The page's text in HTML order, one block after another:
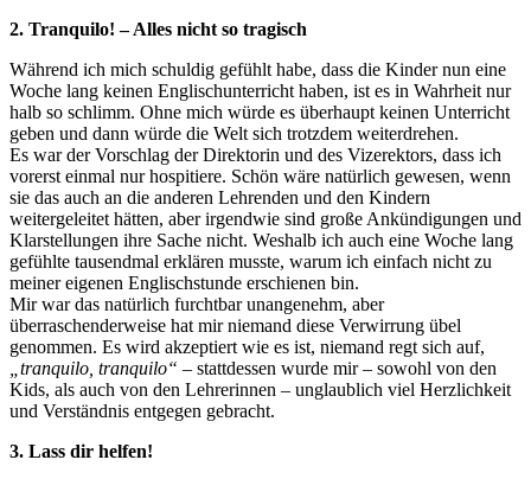
2. Tranquilo! – Alles nicht so tragisch
Während ich mich schuldig gefühlt habe, dass die Kinder nun eine
Woche lang keinen Englischunterricht haben, ist es in Wahrheit nur
halb so schlimm. Ohne mich würde es überhaupt keinen Unterricht
geben und dann würde die Welt sich trotzdem weiterdrehen.
Es war der Vorschlag der Direktorin und des Vizerektors, dass ich
vorerst einmal nur hospitiere. Schön wäre natürlich gewesen, wenn
sie das auch an die anderen Lehrenden und den Kindern
weitergeleitet hätten, aber irgendwie sind große Ankündigungen und
Klarstellungen ihre Sache nicht. Weshalb ich auch eine Woche lang
gefühlte tausendmal erklären musste, warum ich einfach nicht zu
meiner eigenen Englischstunde erschienen bin.
Mir war das natürlich furchtbar unangenehm, aber
überraschenderweise hat mir niemand diese Verwirrung übel
genommen. Es wird akzeptiert wie es ist, niemand regt sich auf,
„tranquilo, tranquilo“ – stattdessen wurde mir – sowohl von den
Kids, als auch von den Lehrerinnen – unglaublich viel Herzlichkeit
und Verständnis entgegen gebracht.
3. Lass dir helfen!